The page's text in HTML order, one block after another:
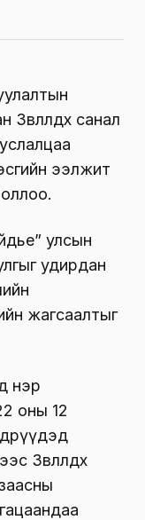
санал
ээлжит
улсын
удирдан
жагсаалтыг
нэр
оны 12
Зөвлөлдөх
ны